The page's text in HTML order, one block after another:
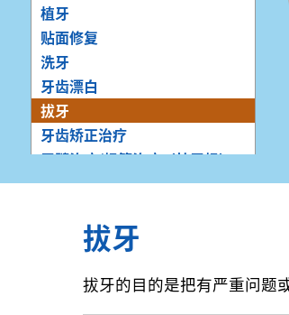
植牙
贴面修复
洗牙
牙齿漂白
拔牙
牙齿矫正治疗
牙髓治疗/根管治疗（杜牙根）
镶配人造牙冠（牙套）
镶配假牙托
牙根刮治拔牙
拔牙的目的是把有严重问题